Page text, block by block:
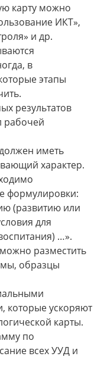
карту можно
ИКТ»,
и др.
в
этапы
результатов
рабочей
иметь
характер.
формулировки:
(развитию или
для
…».
разместить
образцы
ускоряют
карты.
по
всех УУД и